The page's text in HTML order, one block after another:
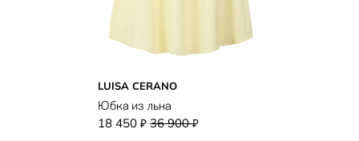
LUISA CERANO
Юбка из льна
18 450 ₽ 36 900₽